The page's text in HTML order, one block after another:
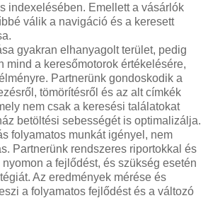
indexelésében. Emellett a vásárlók
válik a navigáció és a keresett
gyakran elhanyagolt terület, pedig
mind a keresőmotorok értékelésére,
Partnerünk gondoskodik a
tömörítésről és az alt címkék
nem csak a keresési találatokat
betöltési sebességét is optimalizálja.
folyamatos munkát igényel, nem
Partnerünk rendszeres riportokkal és
a fejlődést, és szükség esetén
Az eredmények mérése és
a folyamatos fejlődést és a változó